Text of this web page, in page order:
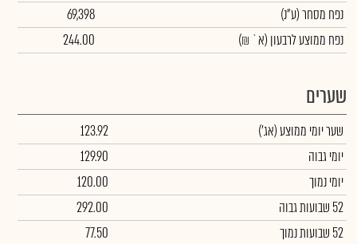
נפח מסחר(ע"נ)
69,398
נפח ממוצע לרבעון (א` ₪)
244.00
שערים
שער יומי ממוצע(אג')
123.92
יומי גבוה
129.90
יומי נמוך
120.00
52 שבועות גבוה
292.00
52 שבועות נמוך
77.50